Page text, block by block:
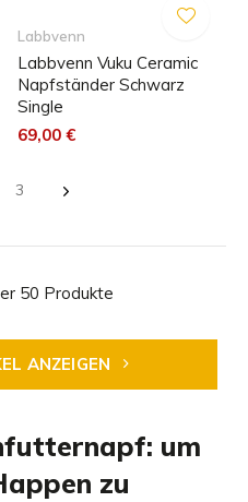
Labbvenn
Labbvenn Vuku Ceramic
Napfständer Schwarz
Single
69,00 €
3
50 Produkte
ANZEIGEN
um
zu